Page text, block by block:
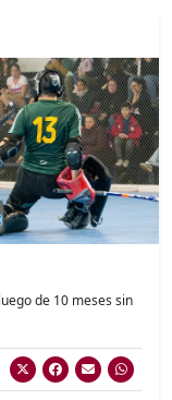
de 10 meses sin